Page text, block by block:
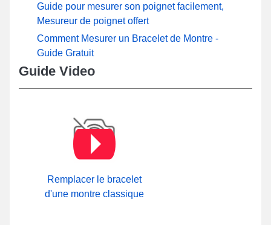
Guide pour mesurer son poignet facilement,
Mesureur de poignet offert
Comment Mesurer un Bracelet de Montre -
Guide Gratuit
Guide Video
Remplacer le bracelet
d'une montre classique